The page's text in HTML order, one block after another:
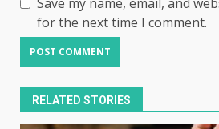
for the next time I comment.
RELATED STORIES